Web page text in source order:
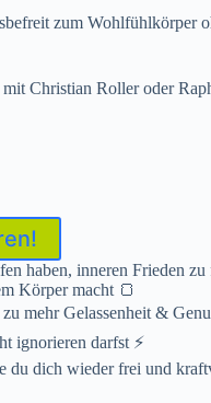
zum Wohlfühlkörper
mit Christian Roller oder
haben, inneren Frieden zu
Körper macht 🍞
mehr Gelassenheit &
ignorieren darfst ⚡️
du dich wieder frei und